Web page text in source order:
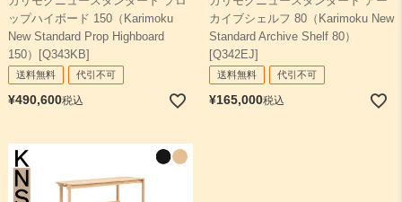
ップハイボード 150（Karimoku
New Standard Prop Highboard
150）[Q343KB]
送料無料 代引不可
¥490,600税込
カイブシェルフ 80（Karimoku New
Standard Archive Shelf 80）
[Q342EJ]
送料無料 代引不可
¥165,000税込